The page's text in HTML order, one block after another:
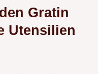
Gratin
Utensilien